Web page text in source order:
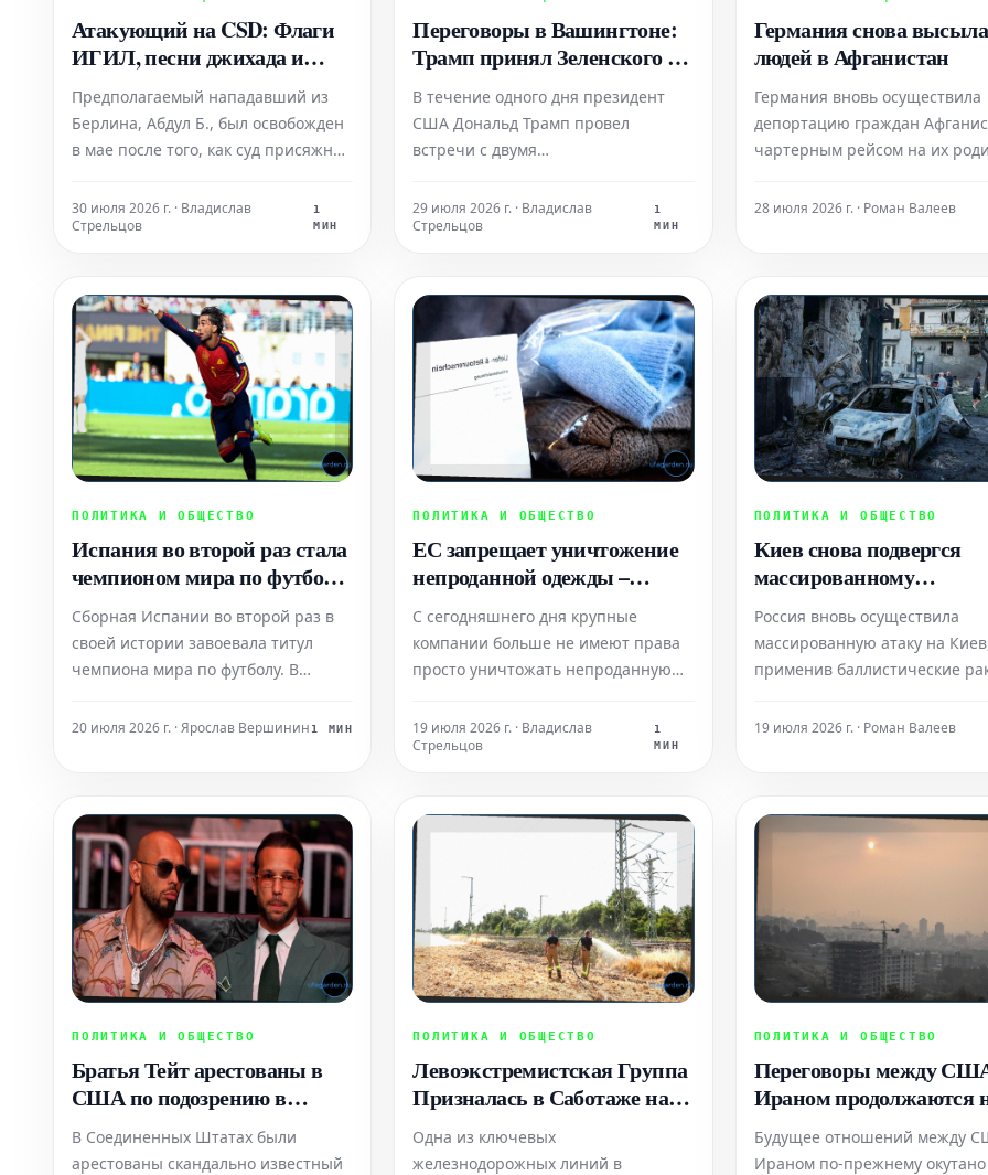
Атакующий на CSD: Флаги
ИГИЛ, песни джихада и
воюющие двоюродные
братья
Предполагаемый нападавший из
Берлина, Абдул Б., был освобожден
в мае после того, как суд присяжных
отречении от ИГИЛ. Однако, новые
расследования выявили глубокие
несмотря на его освобожд
30 июля 2026 г. · Владислав
Стрельцов
1
МИН
Переговоры в Вашингтоне:
Трамп принял Зеленского и
Нетаньяху
В течение одного дня президент
США Дональд Трамп провел
встречи с двумя
иностранными лидерами:
президентом Украины Владимиром
Оба диалога были посвящены
обсуждению текущих военных
конфликтов, однако каждый из них
пр
29 июля 2026 г. · Владислав
Стрельцов
1
МИН
Германия снова
людей в Афганистан
Германия вновь осуществила
депортацию граждан
чартерным рейсом на их
Добриндта, большинство
одного из депортированных
28 июля 2026 г. · Роман Валеев
ПОЛИТИКА И ОБЩЕСТВО
Испания во второй раз стала
чемпионом мира по футболу
2026 года
Сборная Испании во второй раз в
своей истории завоевала титул
чемпиона мира по футболу. В
состоявшемся в Ист-Рутерфорде,
возглавляемой суперзвездой Лио
20 июля 2026 г. · Ярослав Вершинин 1 МИН
ПОЛИТИКА И ОБЩЕСТВО
ЕС запрещает уничтожение
непроданной одежды –
насколько это эффективно?
С сегодняшнего дня крупные
компании больше не имеют права
просто уничтожать непроданную
Европейский Союз стремится
сохранить ресурсы и сократить
удастся ли достичь этой цели.
19 июля 2026 г. · Владислав
Стрельцов
1
МИН
ПОЛИТИКА И ОБЩЕСТВО
Киев снова подвергся
массированному
российскому ракетному
обстрелу
Россия вновь осуществила
массированную атаку на
применив баллистические
результате ударов были
несколько получили ранения.
19 июля 2026 г. · Роман Валеев
ПОЛИТИКА И ОБЩЕСТВО
Братья Тейт арестованы в
США по подозрению в
сексуальных преступлениях
В Соединенных Штатах были
арестованы скандально известный
ПОЛИТИКА И ОБЩЕСТВО
Левоэкстремистская Группа
Призналась в Саботаже на
Железнодорожной Линии
Кёльн-Дюссельдорф
Одна из ключевых
железнодорожных линий в
ПОЛИТИКА И ОБЩЕСТВО
Переговоры между
Ираном продолжаются
фоне напряженности
Будущее отношений между
Ираном по-прежнему окутано